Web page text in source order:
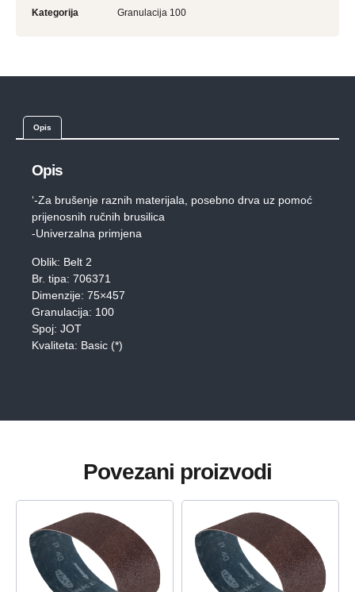
Kategorija
Granulacija 100
Opis
Opis
‘-Za brušenje raznih materijala, posebno drva uz pomoć
prijenosnih ručnih brusilica
-Univerzalna primjena
Oblik: Belt 2
Br. tipa: 706371
Dimenzije: 75×457
Granulacija: 100
Spoj: JOT
Kvaliteta: Basic (*)
Povezani proizvodi